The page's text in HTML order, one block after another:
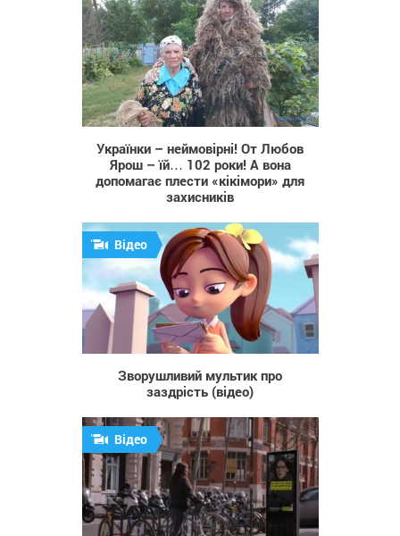
640
Українки – неймовірні! От Любов
Ярош – їй… 102 роки! А вона
допомагає плести «кікімори» для
захисників
88 321
Відео
Зворушливий мультик про
заздрість (відео)
634
Відео